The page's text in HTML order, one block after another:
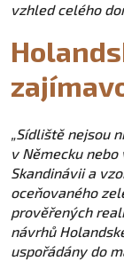
vzhled celého
„Sídliště nejsou
v Německu
Skandinávii a
oceňovaného
prověřených
návrhů
uspořádány do